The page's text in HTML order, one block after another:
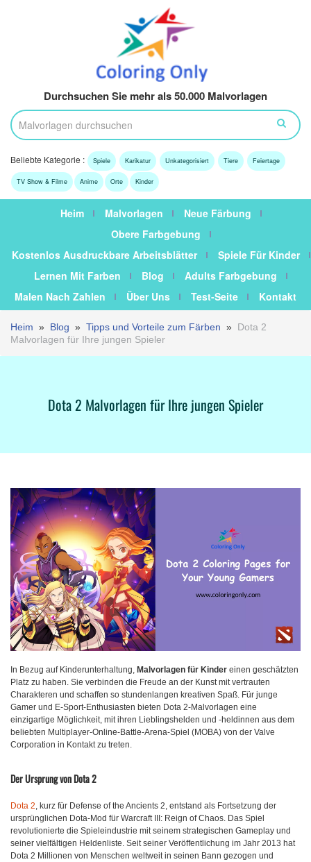
Durchsuchen Sie mehr als 50.000 Malvorlagen
Beliebte Kategorie : Spiele Karikatur Unkategorisiert Tiere Feiertage
TV Show & Filme Anime Orte Kinder
Heim Malvorlagen
Neue Färbung
Obere Farbgebung
Kostenlos Ausdruckbare Arbeitsblätter
Spiele Für Kinder
Lernen Mit Farben
Blog
Adults Farbgebung
Malen Nach Zahlen
Über Uns Test-Seite Kontakt
Heim » Blog » Tipps und Vorteile zum Färben » Dota 2
Malvorlagen für Ihre jungen Spieler
Dota 2 Malvorlagen für Ihre jungen Spieler
In Bezug auf Kinderunterhaltung, Malvorlagen für Kinder einen geschätzten
Platz zu haben. Sie verbinden die Freude an der Kunst mit vertrauten
Charakteren und schaffen so stundenlangen kreativen Spaß. Für junge
Gamer und E-Sport-Enthusiasten bieten Dota 2-Malvorlagen eine
einzigartige Möglichkeit, mit ihren Lieblingshelden und -heldinnen aus dem
beliebten Multiplayer-Online-Battle-Arena-Spiel (MOBA) von der Valve
Corporation in Kontakt zu treten.
Der Ursprung von Dota 2
Dota 2, kurz für Defense of the Ancients 2, entstand als Fortsetzung der
ursprünglichen Dota-Mod für Warcraft III: Reign of Chaos. Das Spiel
revolutionierte die Spieleindustrie mit seinem strategischen Gameplay und
seiner vielfältigen Heldenliste. Seit seiner Veröffentlichung im Jahr 2013 hat
Dota 2 Millionen von Menschen weltweit in seinen Bann gezogen und